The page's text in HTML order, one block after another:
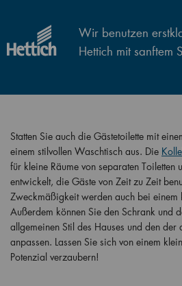
Wir benutzen
Hettich mit sanftem
Statten Sie auch die Gästetoilette mit
einem stilvollen Waschtisch aus. Die
für kleine Räume von separaten Toiletten
entwickelt, die Gäste von Zeit zu Zeit
Zweckmäßigkeit werden auch bei einem
Außerdem können Sie den Schrank und
allgemeinen Stil des Hauses und den der
anpassen. Lassen Sie sich von einem
Potenzial verzaubern!